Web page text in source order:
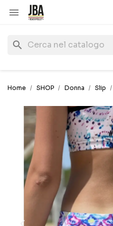

search
Home SHOP Donna Slip